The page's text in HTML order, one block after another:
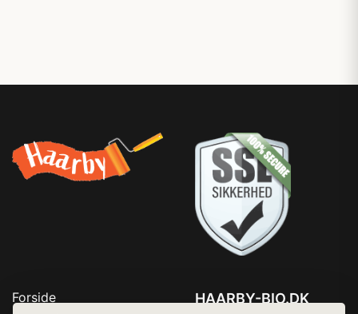
Forside
HAARBY-BIO.DK